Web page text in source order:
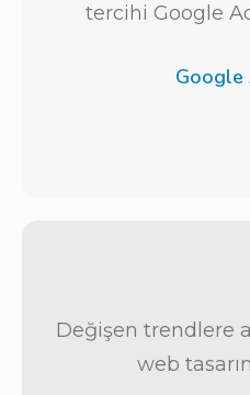
tercihi Google
Google
Değişen trendlere
web